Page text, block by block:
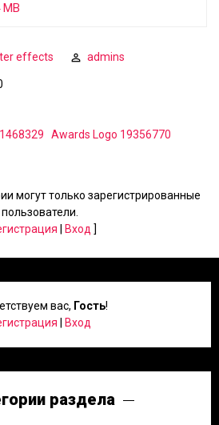
effects admins
Awards Logo 19356770
могут только зарегистрированные
пользователи.
Вход ]
вас, Гость!
Вход
раздела